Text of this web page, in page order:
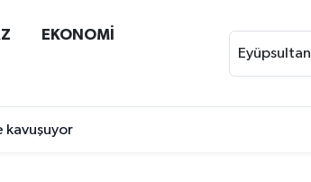
EKONOMİ
Eyüpsultan
kavuşuyor